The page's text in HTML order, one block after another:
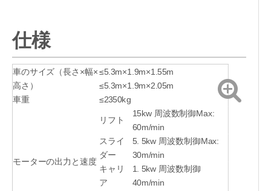
仕様
車のサイズ（長さ×幅×
高さ）
≤5.3m×1.9m×1.55m
≤5.3m×1.9m×2.05m
車重
≤2350kg
モーターの出力と速度
リフト
15kw 周波数制御Max:
60m/min
スライ
ダー
5. 5kw 周波数制御Max:
30m/min
キャリ
ア
1. 5kw 周波数制御
40m/min